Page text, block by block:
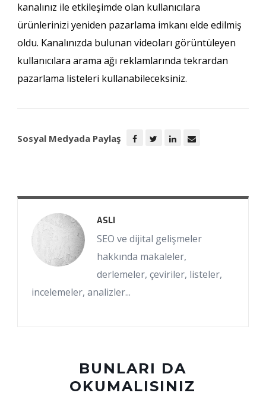
kanalınız ile etkileşimde olan kullanıcılara
ürünlerinizi yeniden pazarlama imkanı elde edilmiş
oldu. Kanalınızda bulunan videoları görüntüleyen
kullanıcılara arama ağı reklamlarında tekrardan
pazarlama listeleri kullanabileceksiniz.
Sosyal Medyada Paylaş
ASLI
SEO ve dijital gelişmeler
hakkında makaleler,
derlemeler, çeviriler, listeler,
incelemeler, analizler...
BUNLARI DA
OKUMALISINIZ